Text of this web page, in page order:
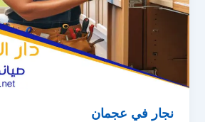
نجار في عجمان